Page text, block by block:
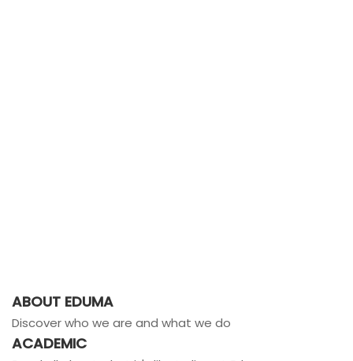
ABOUT EDUMA
Discover who we are and what we do
ACADEMIC